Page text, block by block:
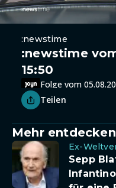
:newstime
:newstime
15:50
Folge vom
Teilen
Mehr entdecken
Ex-
Sepp